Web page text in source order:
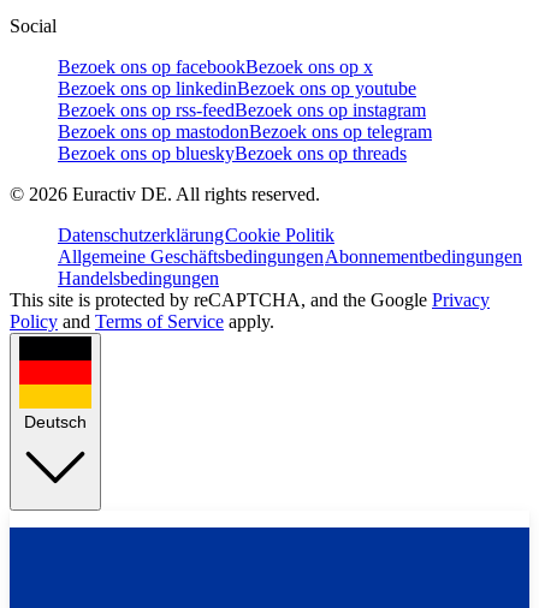
Social
Bezoek ons op facebookBezoek ons op x
Bezoek ons op linkedinBezoek ons op youtube
Bezoek ons op rss-feedBezoek ons op instagram
Bezoek ons op mastodonBezoek ons op telegram
Bezoek ons op blueskyBezoek ons op threads
© 2026 Euractiv DE. All rights reserved.
DatenschutzerklärungCookie Politik
Allgemeine GeschäftsbedingungenAbonnementbedingungen
Handelsbedingungen
This site is protected by reCAPTCHA, and the Google Privacy
Policy and Terms of Service apply.
Deutsch